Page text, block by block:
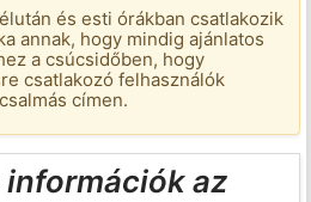
és esti órákban csatlakozik
annak, hogy mindig ajánlatos
a csúcsidőben, hogy
csatlakozó felhasználók
címen.
az